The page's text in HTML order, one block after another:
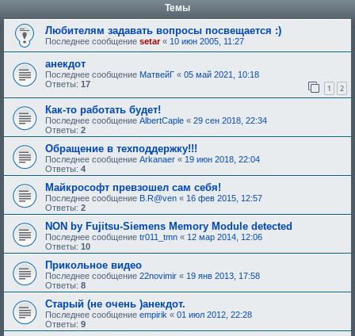
Темы
Любителям задавать вопросы посвещается :)
Последнее сообщение setar« 10 июн 2005, 11:27
анекдот
Последнее сообщение МатвейГ « 05 май 2021, 10:18
Ответы: 17 1 2
Как-то работать будет!
Последнее сообщение AlbertCaple « 29 сен 2018, 22:34
Ответы: 2
Обращение в техподдержку!!!
Последнее сообщение Arkanaer « 19 июн 2018, 22:04
Ответы: 4
Майкрософт превзошел сам себя!
Последнее сообщение B.R@ven « 16 фев 2015, 12:57
Ответы: 2
NON by Fujitsu-Siemens Memory Module detected
Последнее сообщение tr011_tmn « 12 мар 2014, 12:06
Ответы: 10
Прикольное видео
Последнее сообщение 22novimir « 19 янв 2013, 17:58
Ответы: 8
Старый (не очень )анекдот.
Последнее сообщение empirik « 01 июл 2012, 22:28
Ответы: 9